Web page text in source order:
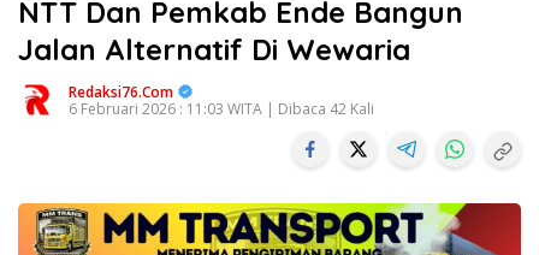
NTT Dan Pemkab Ende Bangun
Jalan Alternatif Di Wewaria
Redaksi76.com
6 Februari 2026 : 11:03 WITA | Dibaca 42 Kali